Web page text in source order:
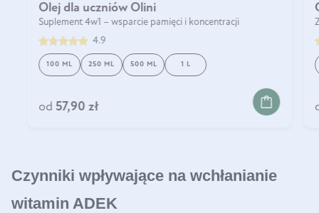
Olej dla uczniów Olini
Suplement 4w1 – wsparcie pamięci i koncentracji
4.9
100 ML 250 ML 500 ML 1 L
od 57,90 zł
Czynniki wpływające na wchłanianie
witamin ADEK